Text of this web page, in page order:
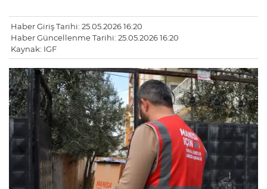
Haber Giriş Tarihi: 25.05.2026 16:20
Haber Güncellenme Tarihi: 25.05.2026 16:20
Kaynak: IGF